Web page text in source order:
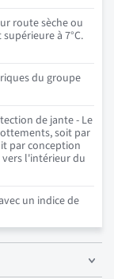
route sèche ou
à 7°C.
du groupe
de jante - Le
soit par
par conception
l'intérieur du
un indice de